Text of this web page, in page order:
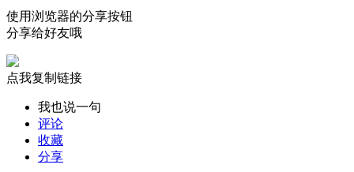
使用浏览器的分享按钮
分享给好友哦
点我复制链接
我也说一句
评论
收藏
分享